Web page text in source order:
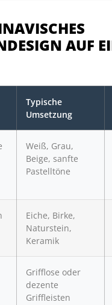
AUF
Typische
Umsetzung
Weiß, Grau,
Beige, sanfte
Pastelltöne
Eiche, Birke,
Naturstein,
Keramik
Grifflose oder
dezente
Griffleisten